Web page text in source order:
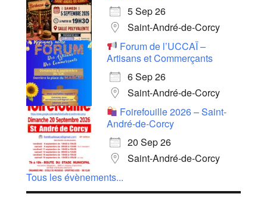
5 Sep 26
Saint-André-de-Corcy
Forum de l’UCCAÏ –
Artisans et Commerçants
6 Sep 26
Saint-André-de-Corcy
Foirefouille 2026 – Saint-
André-de-Corcy
20 Sep 26
Saint-André-de-Corcy
Tous les évènements...